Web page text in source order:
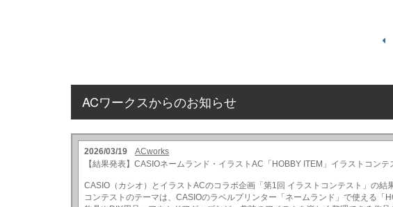
ACワークスからのお知らせ